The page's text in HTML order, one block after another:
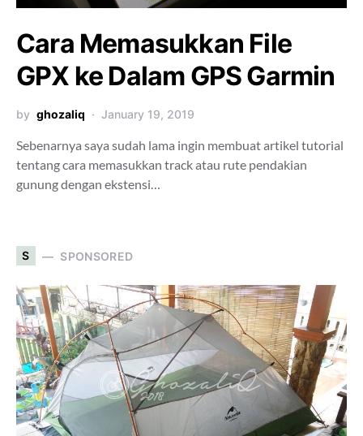
Cara Memasukkan File
GPX ke Dalam GPS Garmin
by ghozaliq January 19, 2019
Sebenarnya saya sudah lama ingin membuat artikel tutorial
tentang cara memasukkan track atau rute pendakian
gunung dengan ekstensi…
S SPONSORED